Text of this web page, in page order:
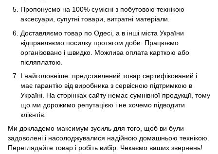
Пропонуємо на 100% сумісні з побутовою технікою
аксесуари, супутні товари, витратні матеріали.
Доставляємо товар по Одесі, а в інші міста України
відправляємо посилку протягом доби. Працюємо
організовано і швидко. Можлива оплата карткою або
післяплатою.
І найголовніше: представлений товар сертифікований і
має гарантію від виробника з сервісною підтримкою в
Україні. На сторінках сайту немає сумнівної продукції, тому
що ми дорожимо репутацією і не хочемо підводити
клієнтів.
Ми докладемо максимум зусиль для того, щоб ви були
задоволені і насолоджувалися надійною домашньою технікою.
Переглядайте товар і робіть вибір. Чекаємо ваших звернень!